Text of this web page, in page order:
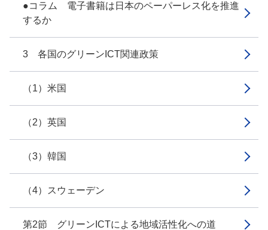
●コラム 電子書籍は日本のペーパーレス化を推進
するか
3 各国のグリーンICT関連政策
（1）米国
（2）英国
（3）韓国
（4）スウェーデン
第2節 グリーンICTによる地域活性化への道